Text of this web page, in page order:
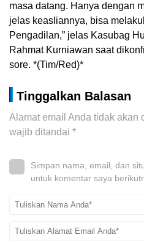
masa datang. Hanya dengan
jelas keasliannya, bisa
Pengadilan,” jelas Kasubag
Rahmat Kurniawan saat
sore. *(Tim/Red)*
Tinggalkan Balasan
Alamat email Anda tidak akan
wajib ditandai *
Simpan nama, email, dan
untuk komentar saya